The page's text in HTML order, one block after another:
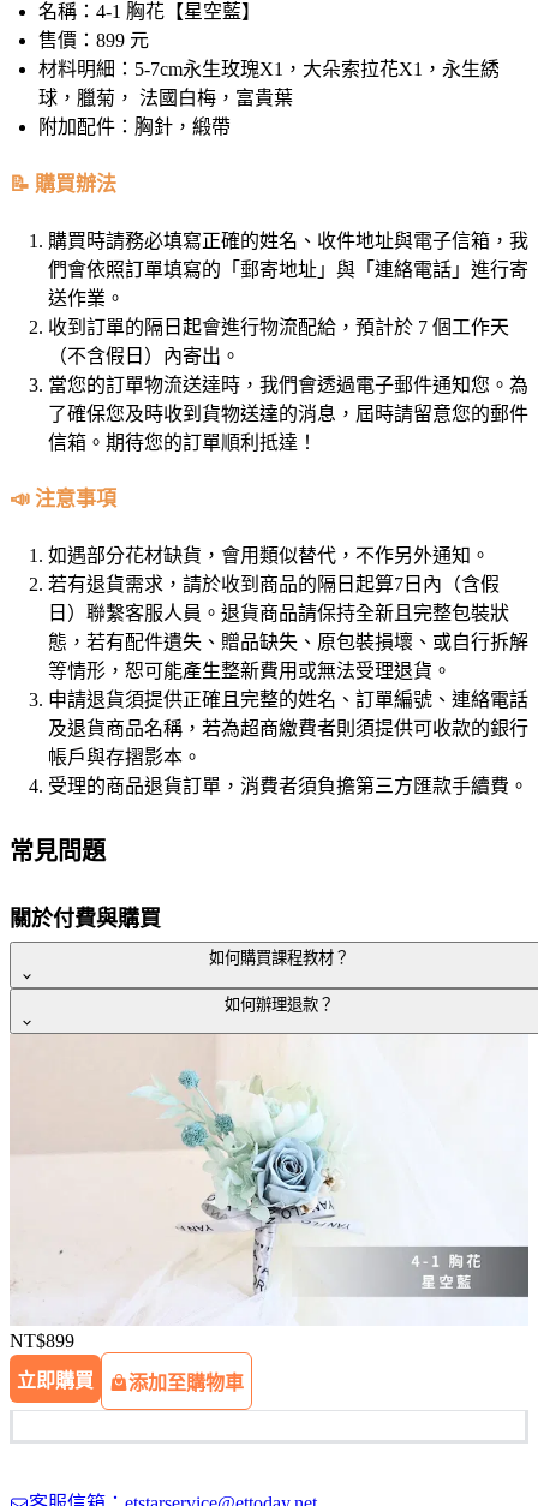
名稱：4-1 胸花【星空藍】
售價：899 元
材料明細：5-7cm永生玫瑰X1，大朵索拉花X1，永生綉
球，臘菊， 法國白梅，富貴葉
附加配件：胸針，緞帶
📝 購買辦法
購買時請務必填寫正確的姓名、收件地址與電子信箱，我
們會依照訂單填寫的「郵寄地址」與「連絡電話」進行寄
送作業。
收到訂單的隔日起會進行物流配給，預計於 7 個工作天
（不含假日）內寄出。
當您的訂單物流送達時，我們會透過電子郵件通知您。為
了確保您及時收到貨物送達的消息，屆時請留意您的郵件
信箱。期待您的訂單順利抵達！
📣 注意事項
如遇部分花材缺貨，會用類似替代，不作另外通知。
若有退貨需求，請於收到商品的隔日起算7日內（含假
日）聯繫客服人員。退貨商品請保持全新且完整包裝狀
態，若有配件遺失、贈品缺失、原包裝損壞、或自行拆解
等情形，恕可能產生整新費用或無法受理退貨。
申請退貨須提供正確且完整的姓名、訂單編號、連絡電話
及退貨商品名稱，若為超商繳費者則須提供可收款的銀行
帳戶與存摺影本。
受理的商品退貨訂單，消費者須負擔第三方匯款手續費。
常見問題
關於付費與購買
如何購買課程教材？
購買時請務必填寫正確的姓名、收件地址與電子信箱，我們會
當您的訂單物流送達時，我們會透過電子郵件通知您。為了確
保您及時收到貨物送達的消息，屆時請留意您的郵件信箱。期
待您的訂單順利抵達！
如何辦理退款？
若有退貨需求，請於收到商品的隔日起算7日內（含假日）聯
繫客服人員。退貨之商品應保持全新且完整包裝的狀態，若有
缺漏配件、贈品、原場包裝、吊牌、隨附文件或自行拆解商
品，ETtoday學習雲得視情況收取必要整新費用或拒絕受理退
NT$899
立即購買
添加至購物車